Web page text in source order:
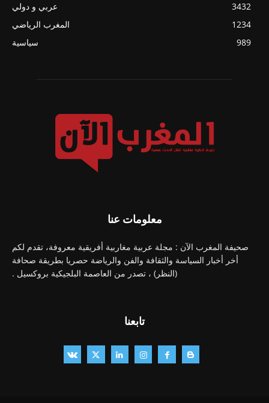
عربي و دولي
3432
المغرب الرياضي
1234
سياسية
989
معلومات عنا
صحيفة المغرب الآن : مجلة عربية مغاربية أفريقية معروفة، تقدم لكم
أخر أخبار السياسة والثقافة والفن والرياضة حصريا بطريقة صحافة
(النظر) ، تصدر من العاصمة البلجيكية بروكسيل .
تابعنا